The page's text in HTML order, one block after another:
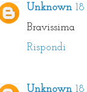
Unknown
Bravissima
Rispondi
Unknown